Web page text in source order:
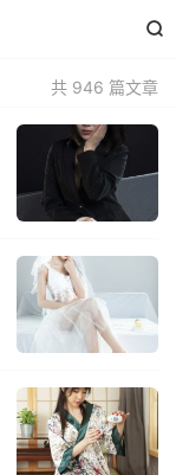

共 946 篇文章